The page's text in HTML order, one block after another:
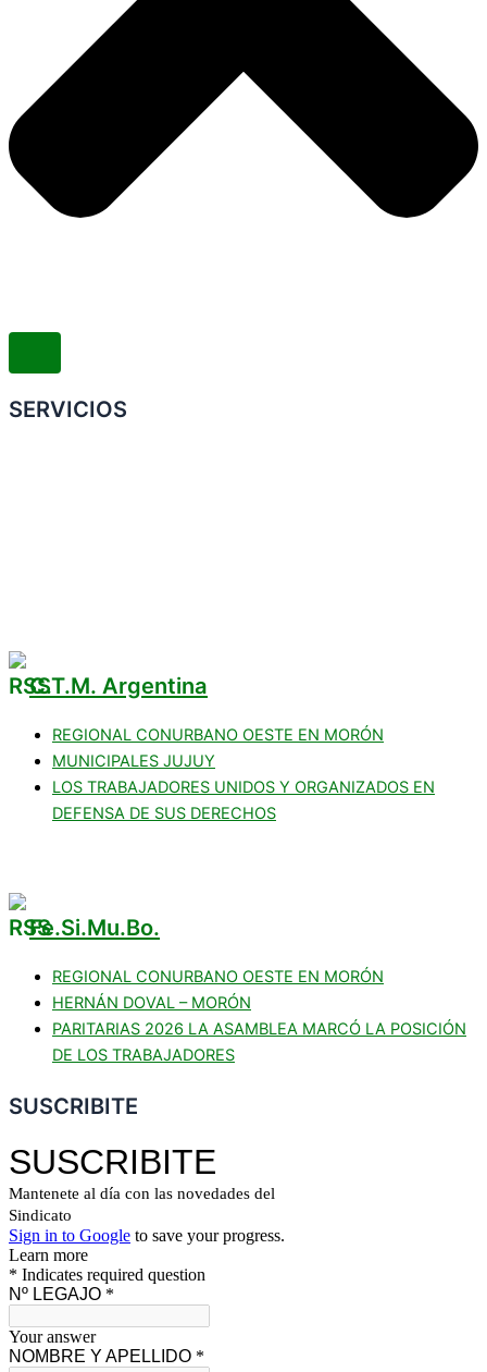
SERVICIOS
C.T.M. Argentina
REGIONAL CONURBANO OESTE EN MORÓN
MUNICIPALES JUJUY
LOS TRABAJADORES UNIDOS Y ORGANIZADOS EN
DEFENSA DE SUS DERECHOS
Fe.Si.Mu.Bo.
REGIONAL CONURBANO OESTE EN MORÓN
HERNÁN DOVAL – MORÓN
PARITARIAS 2026 LA ASAMBLEA MARCÓ LA POSICIÓN
DE LOS TRABAJADORES
SUSCRIBITE